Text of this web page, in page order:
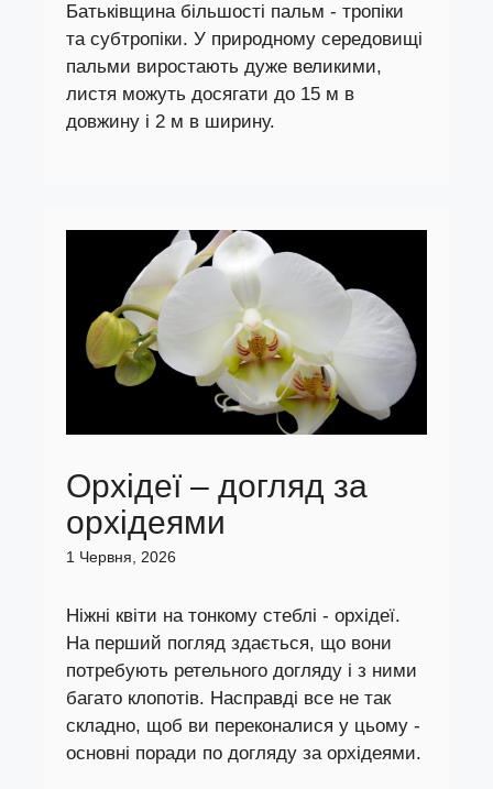
Батьківщина більшості пальм - тропіки
та субтропіки. У природному середовищі
пальми виростають дуже великими,
листя можуть досягати до 15 м в
довжину і 2 м в ширину.
Орхідеї – догляд за
орхідеями
1 Червня, 2026
Ніжні квіти на тонкому стеблі - орхідеї.
На перший погляд здається, що вони
потребують ретельного догляду і з ними
багато клопотів. Насправді все не так
складно, щоб ви переконалися у цьому -
основні поради по догляду за орхідеями.